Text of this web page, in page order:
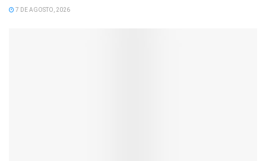
7 DE AGOSTO, 2026